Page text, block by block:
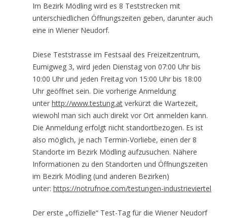
Im Bezirk Mödling wird es 8 Teststrecken mit
unterschiedlichen Öffnungszeiten geben, darunter auch
eine in Wiener Neudorf.
Diese Teststrasse im Festsaal des Freizeitzentrum,
Eumigweg 3, wird jeden Dienstag von 07:00 Uhr bis
10:00 Uhr und jeden Freitag von 15:00 Uhr bis 18:00
Uhr geöffnet sein. Die vorherige Anmeldung
unter http://www.testung.at verkürzt die Wartezeit,
wiewohl man sich auch direkt vor Ort anmelden kann.
Die Anmeldung erfolgt nicht standortbezogen. Es ist
also möglich, je nach Termin-Vorliebe, einen der 8
Standorte im Bezirk Mödling aufzusuchen. Nähere
Informationen zu den Standorten und Öffnungszeiten
im Bezirk Mödling (und anderen Bezirken)
unter: https://notrufnoe.com/testungen-industrieviertel
Der erste „offizielle“ Test-Tag für die Wiener Neudorf